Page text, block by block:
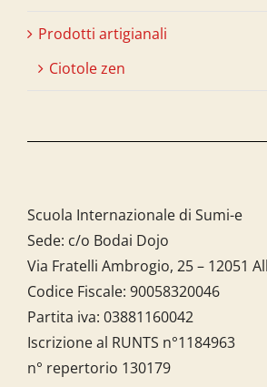
Prodotti artigianali
Ciotole zen
Scuola Internazionale di Sumi-e
Sede: c/o Bodai Dojo
Via Fratelli Ambrogio, 25 – 12051
Codice Fiscale: 90058320046
Partita iva: 03881160042
Iscrizione al RUNTS n°1184963
n° repertorio 130179